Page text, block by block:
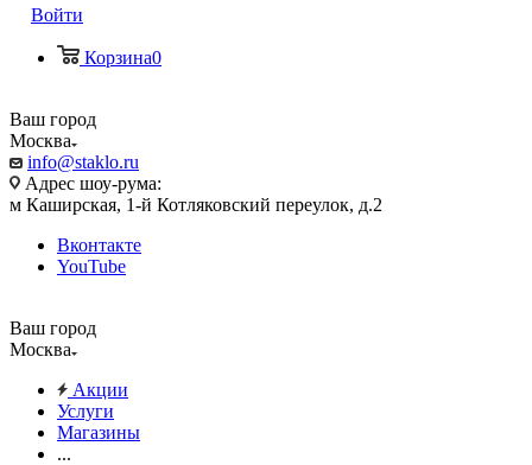
Войти
Корзина0
Ваш город
Москва
info@staklo.ru
Адрес шоу-рума:
м Каширская, 1-й Котляковский переулок, д.2
Вконтакте
YouTube
Ваш город
Москва
Акции
Услуги
Магазины
...